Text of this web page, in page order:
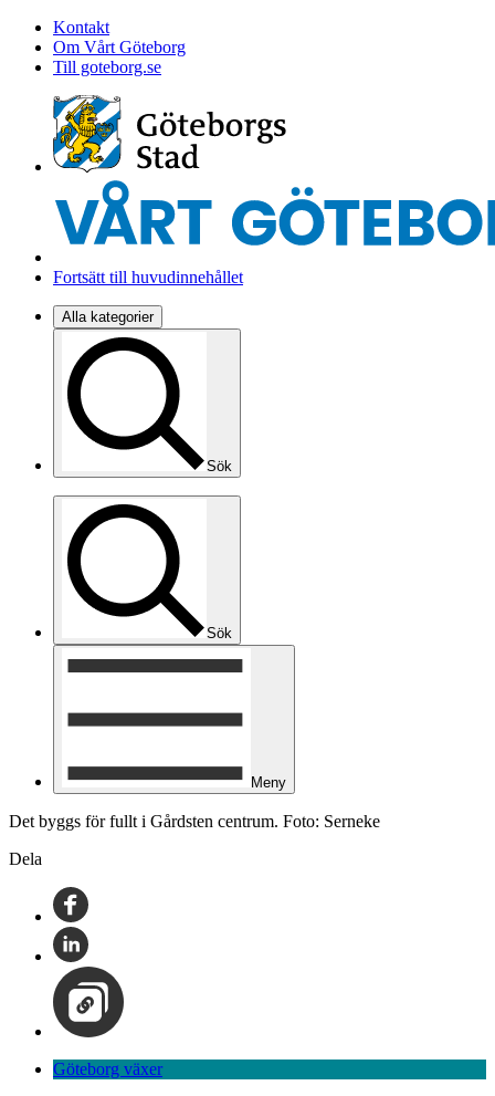
Kontakt
Om Vårt Göteborg
Till goteborg.se
Fortsätt till huvudinnehållet
Alla kategorier
Sök
Sök
Meny
Det byggs för fullt i Gårdsten centrum. Foto: Serneke
Dela
Göteborg växer